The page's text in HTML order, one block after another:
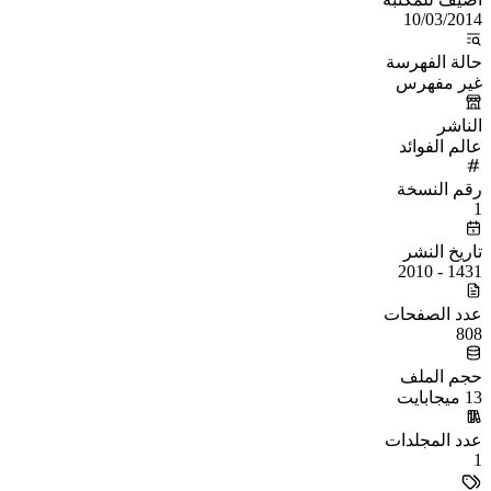
10/03/2014
حالة الفهرسة
غير مفهرس
الناشر
عالم الفوائد
رقم النسخة
1
تاريخ النشر
1431 - 2010
عدد الصفحات
808
حجم الملف
13 ميجابايت
عدد المجلدات
1